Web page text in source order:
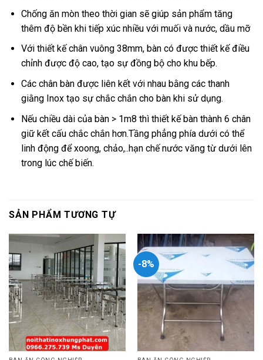
Chống ăn mòn theo thời gian sẽ giúp sản phẩm tăng
thêm độ bền khi tiếp xúc nhiều với muối và nước, dầu mỡ
Với thiết kế chân vuông 38mm, bàn có được thiết kế điều
chỉnh được độ cao, tạo sự đồng bộ cho khu bếp.
Các chân bàn được liên kết với nhau bằng các thanh
giằng Inox tạo sự chắc chắn cho bàn khi sử dụng.
Nếu chiều dài của bàn > 1m8 thì thiết kế bàn thành 6 chân
giữ kết cấu chắc chắn hơn.Tầng phẳng phía dưới có thể
linh động để xoong, chảo,..hạn chế nước văng từ dưới lên
trong lúc chế biến.
SẢN PHẨM TƯƠNG TỰ
-8%